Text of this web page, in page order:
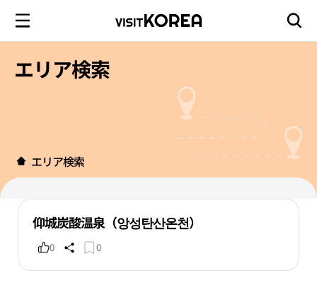
エリア検索
エリア検索
仰城炭酸温泉（앙성탄산온천）
0 0